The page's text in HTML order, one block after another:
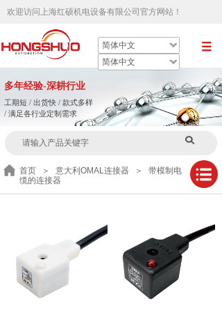
欢迎访问 上海红硕机电设备有限公司官方网站 ！
多年经验-深耕行业
工期短 / 出货快 / 款式多样
/ 满足各行业定制需求
首页 ＞ 意大利OMAL连接器 ＞
带模制电
缆的连接器
简体中文
简体中文